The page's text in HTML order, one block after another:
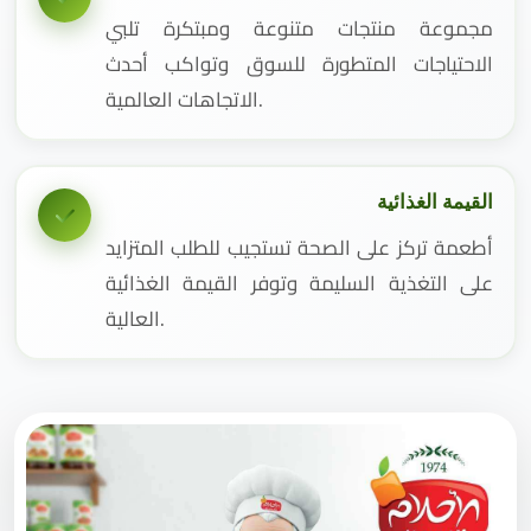
مجموعة منتجات متنوعة ومبتكرة تلبي
الاحتياجات المتطورة للسوق وتواكب أحدث
الاتجاهات العالمية.
القيمة الغذائية
أطعمة تركز على الصحة تستجيب للطلب المتزايد
على التغذية السليمة وتوفر القيمة الغذائية
العالية.